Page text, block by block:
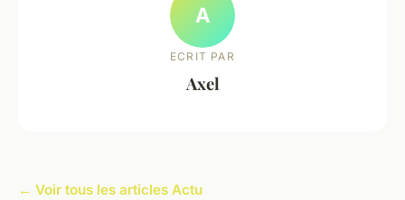
A
ECRIT PAR
Axel
← Voir tous les articles Actu